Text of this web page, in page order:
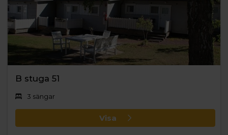
B stuga 51
3 sängar
Visa